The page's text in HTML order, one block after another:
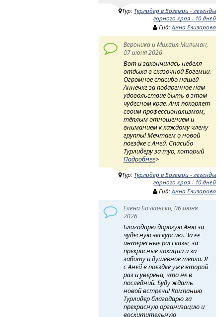
Тур: Турлидер в Богемии - легенды
горного края - 10 дней
Гид:Анна Елизарова
Вероника и Михаил Мильман,
07 июня 2026
Вот и закончилась неделя
отдыха в сказочной Богемии.
Огромное спасибо нашей
Аннечке за подаренное нам
удовольствие быть в этом
чудесном крае. Аня покоряет
своим профессионализмом,
тёплым отношением и
вниманием к каждому члену
группы! Мечтаем о новой
поездке с Аней. Спасибо
Турлидеру за тур, который
Подробнее>
Тур: Турлидер в Богемии - легенды
горного края - 10 дней
Гид:Анна Елизарова
Елена Бочковски, 06 июня
2026
Благодарю дорогую Аню за
чудесную экскурсию. За ее
интересные рассказы, за
прекрасные локации и за
заботу и душевное тепло. Я
с Аней в поездке уже второй
раз и уверена, что не в
последний. Буду ждать
новой встречи! Компанию
Турлидер благодарю за
прекрасную организацию и
восхитительную